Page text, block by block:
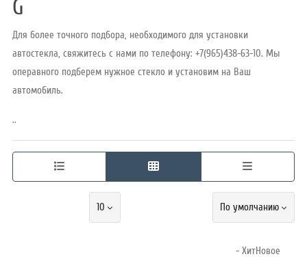
Режим
G
Для более точного подбора, необходимого для установки
автостекла, свяжитесь с нами по телефону: +7(965)438-63-10. Мы
операвного подберем нужное стекло и установим на Ваш
автомобиль.
..
10 По умолчанию
- ХитНовое